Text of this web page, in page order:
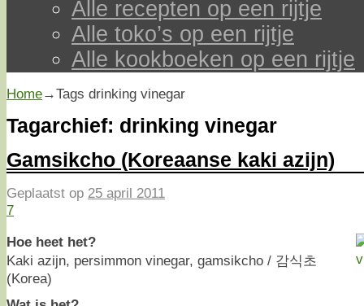
Alle recepten op een rijtje
Alle toko’s op een rijtje
Alle kookboeken op een rijtje
Home→Tags drinking vinegar
Tagarchief: drinking vinegar
Gamsikcho (Koreaanse kaki azijn)
Geplaatst op 25 april 2011
7
Hoe heet het?
Kaki azijn, persimmon vinegar, gamsikcho / 감식초
(Korea)